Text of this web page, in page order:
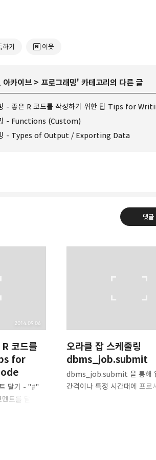
하기 이웃
카이브 > 프로그래밍' 카테고리의 다른 글
- Functions (Custom)
밍 - Types of Output / Exporting Data
댓글
네이버 블로그
코드를
for
2014.09.06
달기 - "#"
트를 달 수
오라클 잡 스케줄링
dbms_job.submit
dbms_job.submit 을 통해
간격이나 특정 시간대에 프로